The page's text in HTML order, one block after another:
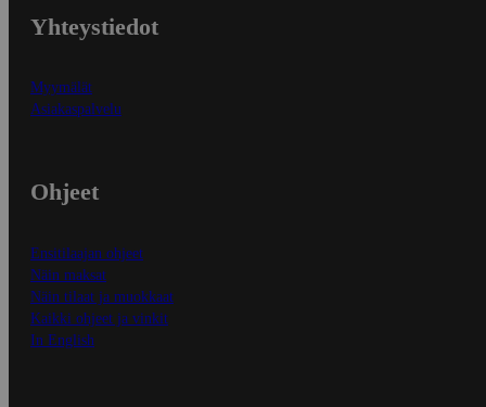
Yhteystiedot
Myymälät
Asiakaspalvelu
Ohjeet
Ensitilaajan ohjeet
Näin maksat
Näin tilaat ja muokkaat
Kaikki ohjeet ja vinkit
In English